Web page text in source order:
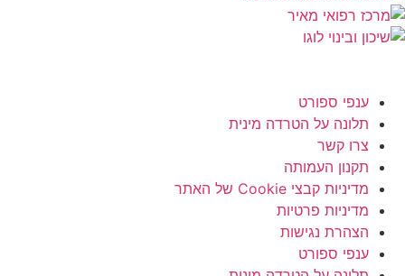
ענפי ספורט
תלונה על הטרדה מינית
צרו קשר
תקנון העמותה
מדיניות קבצי Cookie של האתר
מדיניות פרטיות
הצהרת נגישות
ענפי ספורט